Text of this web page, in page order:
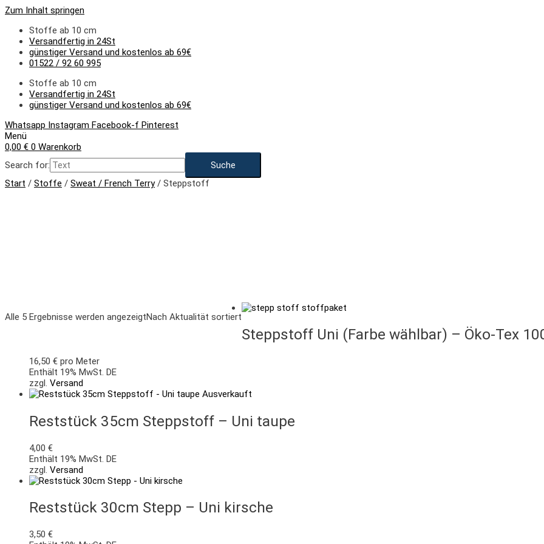
Zum Inhalt springen
Stoffe ab 10 cm
Versandfertig in 24St
günstiger Versand und kostenlos ab 69€
01522 / 92 60 995
Stoffe ab 10 cm
Versandfertig in 24St
günstiger Versand und kostenlos ab 69€
Whatsapp Instagram Facebook-f Pinterest
Menü
0,00 € 0 Warenkorb
Search for:
Start / Stoffe / Sweat / French Terry/ Steppstoff
Alle 5 Ergebnisse werden angezeigtNach Aktualität sortiert
Steppstoff Uni (Farbe wählbar) – Öko-Tex
16,50 € pro Meter
Enthält 19% MwSt. DE
zzgl. Versand
Ausverkauft
Reststück 35cm Steppstoff – Uni taupe
4,00 €
Enthält 19% MwSt. DE
zzgl. Versand
Reststück 30cm Stepp – Uni kirsche
3,50 €